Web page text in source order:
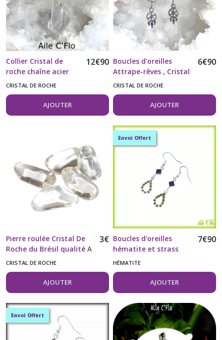
Collier Cristal de
roche chaîne acier
inoxydable 304
12€90
CRISTAL DE ROCHE
AJOUTER
Boucles d'oreilles
Attrape-rêves , Cristal
de roche et acier
inoxydable 304
6€90
CRISTAL DE ROCHE
AJOUTER
Pierre roulée Cristal De
Roche du Brésil qualité A
vendue à l'unité
3€
CRISTAL DE ROCHE
AJOUTER
Envoi Offert
Boucles d'oreilles
hématite et strass
vert
7€90
HÉMATITE
AJOUTER
Envoi Offert